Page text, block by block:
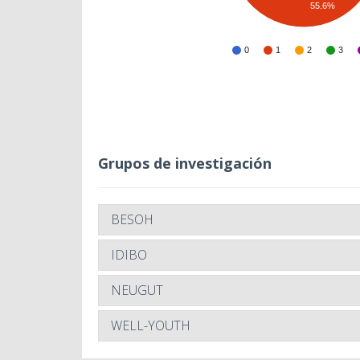
0 1 2 3
55.6%
Grupos de investigación
BESOH
IDIBO
NEUGUT
WELL-YOUTH